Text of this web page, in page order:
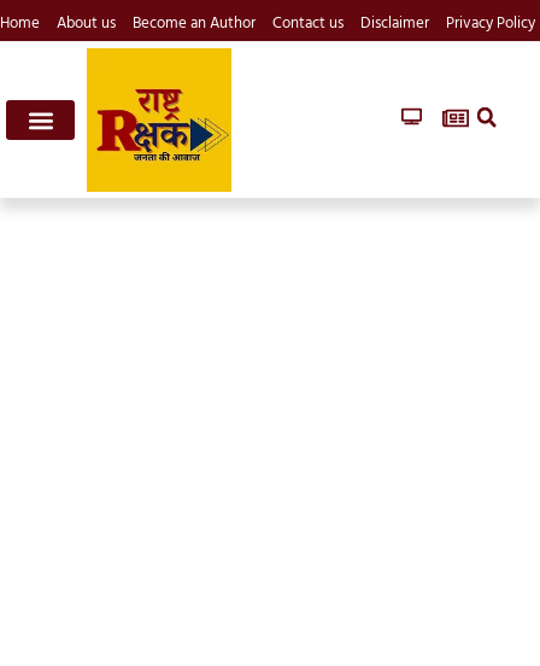
Home About us Become an Author Contact us Disclaimer Privacy Policy